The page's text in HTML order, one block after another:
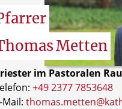
Metten
im Pastoralen
+49 2377 7853648
Mail: